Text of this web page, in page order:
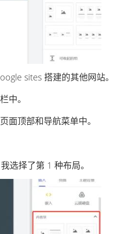
sites 搭建的其他网站。
中。
顶部和导航菜单中。
择了第 1 种布局。